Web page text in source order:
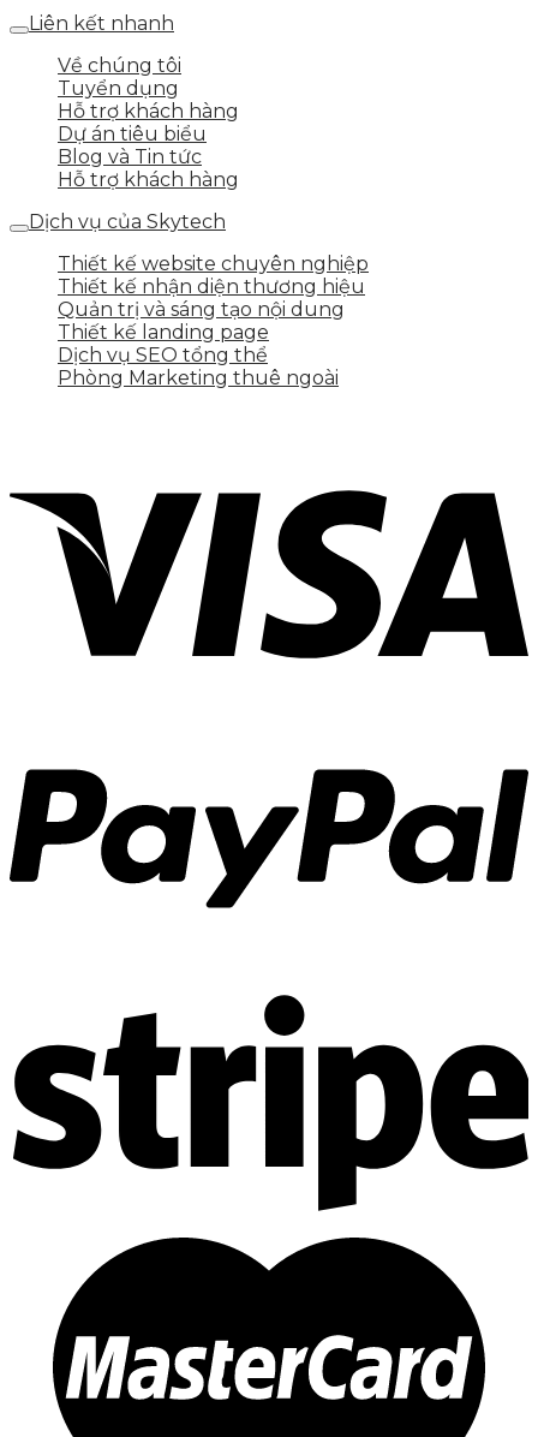
Liên kết nhanh
Về chúng tôi
Tuyển dụng
Hỗ trợ khách hàng
Dự án tiêu biểu
Blog và Tin tức
Hỗ trợ khách hàng
Dịch vụ của Skytech
Thiết kế website chuyên nghiệp
Thiết kế nhận diện thương hiệu
Quản trị và sáng tạo nội dung
Thiết kế landing page
Dịch vụ SEO tổng thể
Phòng Marketing thuê ngoài